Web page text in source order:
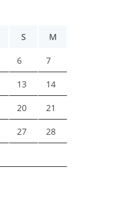
S M
6 7
13 14
20 21
27 28